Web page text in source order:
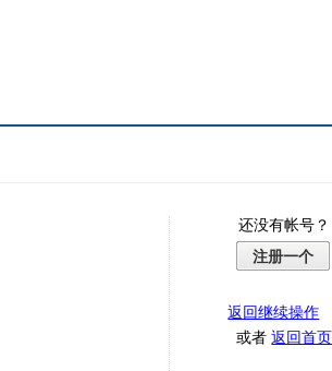
还没有帐号？
注册一个
返回继续操作
或者返回首页